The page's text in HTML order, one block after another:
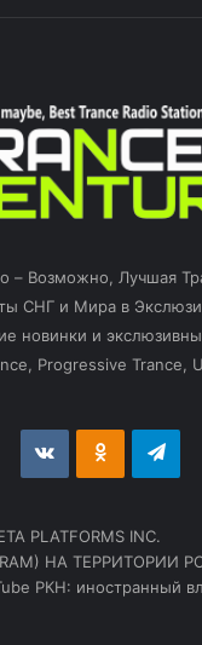
– Возможно, Лучшая
СНГ и Мира в
новинки и
Progressive Trance,
vk.com
PLATFORMS INC.
НА ТЕРРИТОРИИ
РКН: иностранный